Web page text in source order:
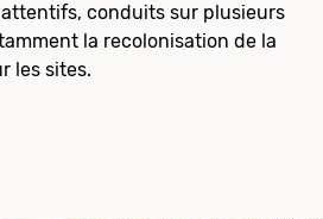
conduits sur plusieurs
la recolonisation de la
les sites.